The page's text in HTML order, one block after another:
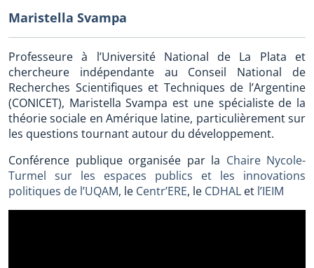
Maristella Svampa
Professeure à l’Université National de La Plata et
chercheure indépendante au Conseil National de
Recherches Scientifiques et Techniques de l’Argentine
(CONICET), Maristella Svampa est une spécialiste de la
théorie sociale en Amérique latine, particulièrement sur
les questions tournant autour du développement.
Conférence publique organisée par la Chaire Nycole-
Turmel sur les espaces publics et les innovations
politiques de l’UQAM, le Centr’ERE, le CDHAL et l’IEIM